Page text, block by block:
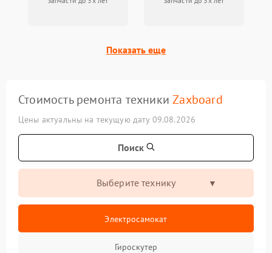
Показать еще
Стоимость ремонта техникиZaxboard
Цены актуальны на текущую дату 09.08.2026
Поиск
Выберите технику
Электросамокат
Гироскутер